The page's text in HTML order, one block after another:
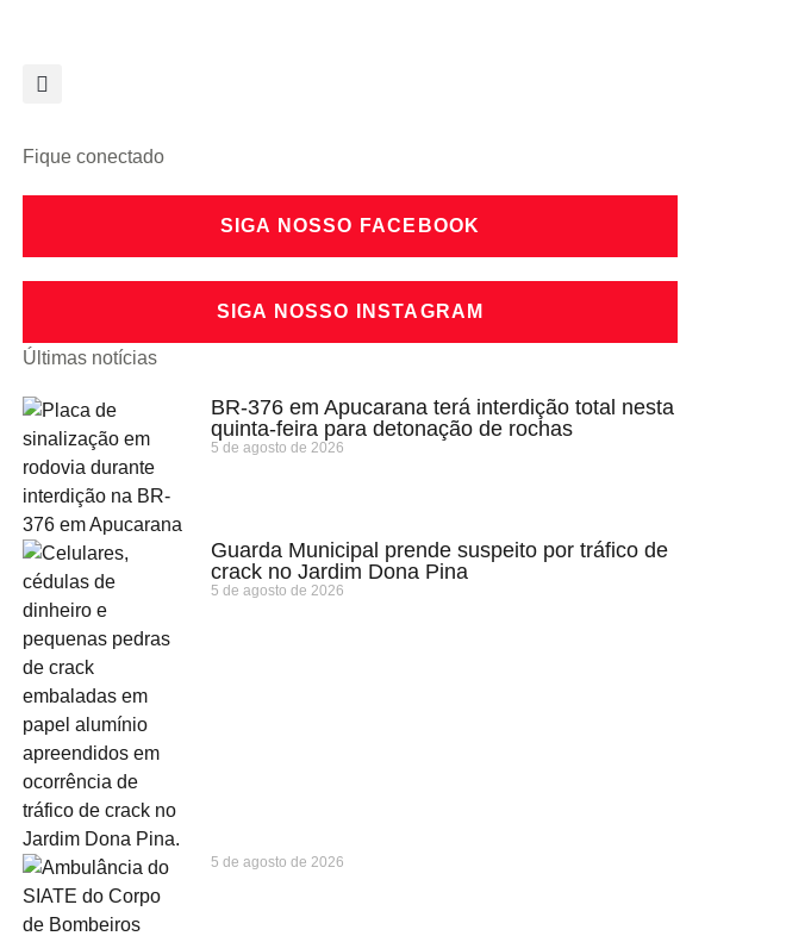
Fique conectado
SIGA NOSSO FACEBOOK
SIGA NOSSO INSTAGRAM
Últimas notícias
BR-376 em Apucarana terá interdição total nesta
quinta-feira para detonação de rochas
5 de agosto de 2026
Guarda Municipal prende suspeito por tráfico de
crack no Jardim Dona Pina
5 de agosto de 2026
5 de agosto de 2026